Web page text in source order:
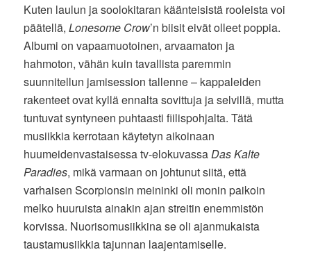
Kuten laulun ja soolokitaran käänteisistä rooleista voi
päätellä,Lonesome Crow’n biisit eivät olleet poppia.
Albumi on vapaamuotoinen, arvaamaton ja
hahmoton, vähän kuin tavallista paremmin
suunnitellun jamisession tallenne – kappaleiden
rakenteet ovat kyllä ennalta sovittuja ja selvillä, mutta
tuntuvat syntyneen puhtaasti fiilispohjalta. Tätä
musiikkia kerrotaan käytetyn aikoinaan
huumeidenvastaisessa tv-elokuvassaDas Kalte
Paradies, mikä varmaan on johtunut siitä, että
varhaisen Scorpionsin meininki oli monin paikoin
melko huuruista ainakin ajan streitin enemmistön
korvissa. Nuorisomusiikkina se oli ajanmukaista
taustamusiikkia tajunnan laajentamiselle.